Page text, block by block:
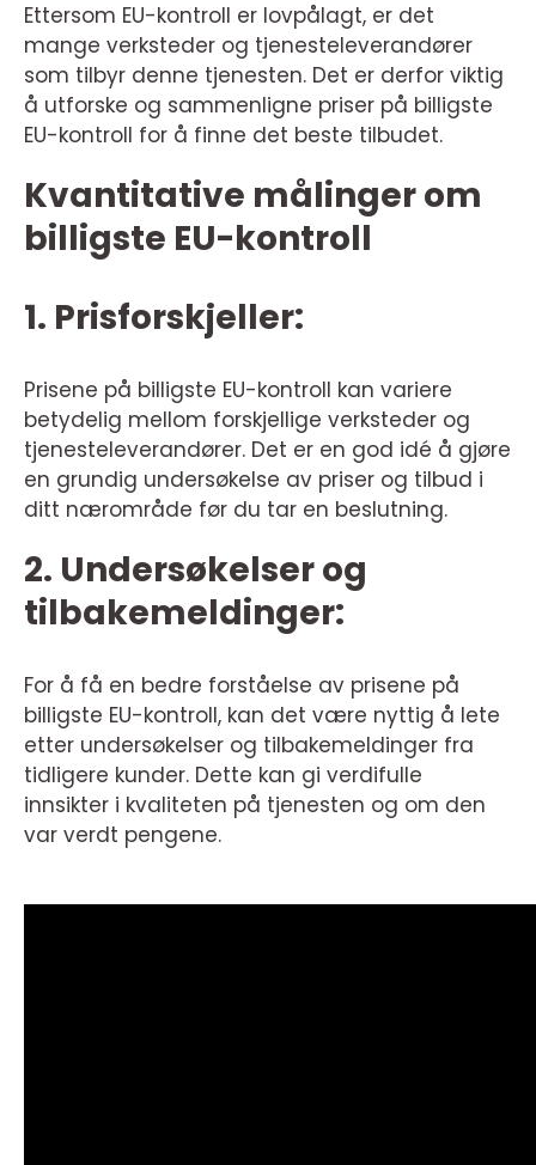
Ettersom EU-kontroll er lovpålagt, er det
mange verksteder og tjenesteleverandører
som tilbyr denne tjenesten. Det er derfor viktig
å utforske og sammenligne priser på billigste
EU-kontroll for å finne det beste tilbudet.
Kvantitative målinger om
billigste EU-kontroll
1. Prisforskjeller:
Prisene på billigste EU-kontroll kan variere
betydelig mellom forskjellige verksteder og
tjenesteleverandører. Det er en god idé å gjøre
en grundig undersøkelse av priser og tilbud i
ditt nærområde før du tar en beslutning.
2. Undersøkelser og
tilbakemeldinger:
For å få en bedre forståelse av prisene på
billigste EU-kontroll, kan det være nyttig å lete
etter undersøkelser og tilbakemeldinger fra
tidligere kunder. Dette kan gi verdifulle
innsikter i kvaliteten på tjenesten og om den
var verdt pengene.